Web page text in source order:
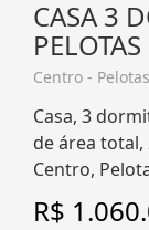
CASA 3
PELOTAS
Centro -
Casa, 3
de área total,
Centro,
R$